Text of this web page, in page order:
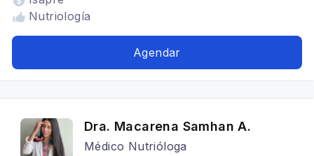
Nutriología
Agendar
Dra. Macarena Samhan A.
Médico Nutrióloga